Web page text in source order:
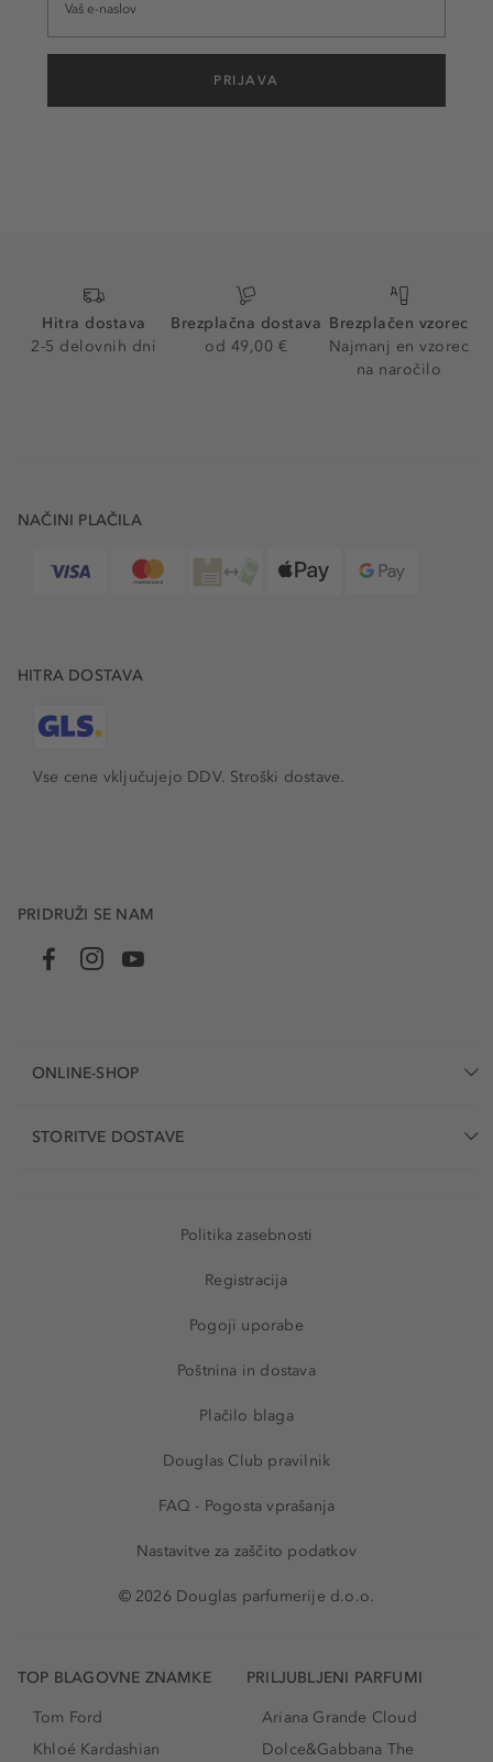
PRIJAVA
Hitra dostava
2-5 delovnih dni
Brezplačna dostava
od 49,00 €
Brezplačen vzorec
Najmanj en vzorec
na naročilo
NAČINI PLAČILA
HITRA DOSTAVA
Vse cene vključujejo DDV. Stroški dostave.
PRIDRUŽI SE NAM
ONLINE-SHOP
STORITVE DOSTAVE
Politika zasebnosti
Registracija
Pogoji uporabe
Poštnina in dostava
Plačilo blaga
Douglas Club pravilnik
FAQ - Pogosta vprašanja
Nastavitve za zaščito podatkov
© 2026 Douglas parfumerije d.o.o.
TOP BLAGOVNE ZNAMKE
Tom Ford
Khloé Kardashian
PRILJUBLJENI PARFUMI
Ariana Grande Cloud
Dolce&Gabbana The